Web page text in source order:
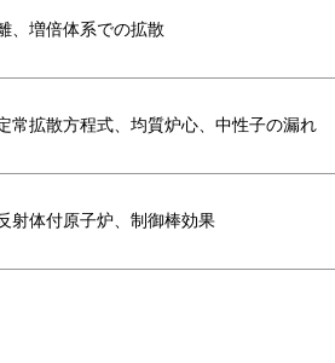
、増倍体系での拡散
常拡散方程式、均質炉心、中性子の漏れ
射体付原子炉、制御棒効果